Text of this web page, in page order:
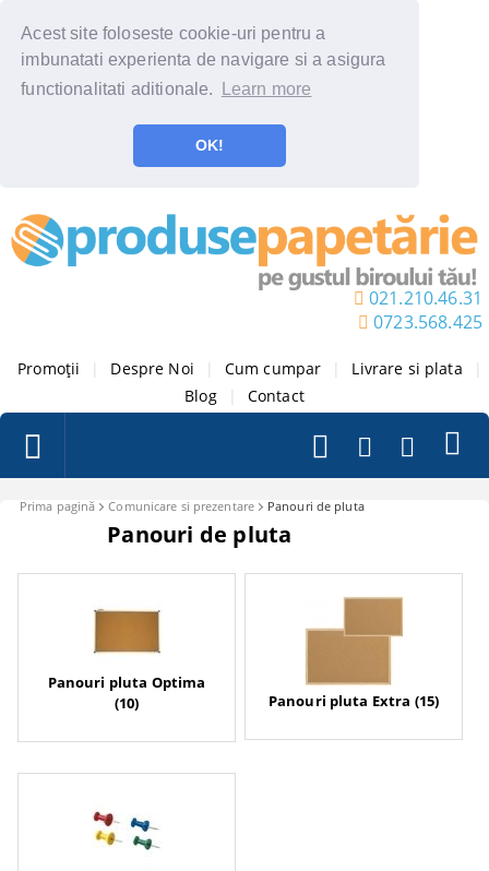
Acest site foloseste cookie-uri pentru a
imbunatati experienta de navigare si a asigura
functionalitati aditionale.
Learn more
OK!
021.210.46.31
0723.568.425
Promoții Despre Noi Cum cumpar Livrare si plata
Blog
Contact
Prima pagină Comunicare si prezentare Panouri de pluta
Panouri de pluta
Panouri pluta Optima
(10)
Panouri pluta Extra (15)